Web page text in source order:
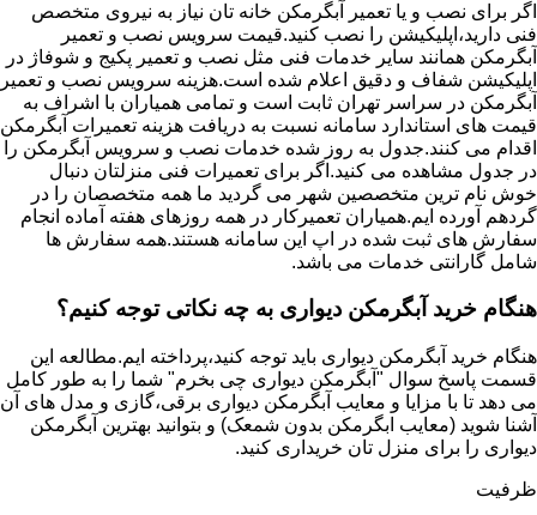
اگر برای نصب و یا تعمیر آبگرمکن خانه تان نیاز به نیروی متخصص
فنی دارید،اپلیکیشن را نصب کنید.قیمت سرویس نصب و تعمیر
آبگرمکن همانند سایر خدمات فنی مثل نصب و تعمیر پکیج و شوفاژ در
اپلیکیشن شفاف و دقیق اعلام شده است.هزینه سرویس نصب و تعمیر
آبگرمکن در سراسر تهران ثابت است و تمامی همیاران با اشراف به
قیمت های استاندارد سامانه نسبت به دریافت هزینه تعمیرات آبگرمکن
اقدام می کنند.جدول به روز شده خدمات نصب و سرویس آبگرمکن را
در جدول مشاهده می کنید.اگر برای تعمیرات فنی منزلتان دنبال
خوش نام ترین متخصصین شهر می گردید ما همه متخصصان را در
گردهم آورده ایم.همیاران تعمیرکار در همه روزهای هفته آماده انجام
سفارش های ثبت شده در اپ این سامانه هستند.همه سفارش ها
شامل گارانتی خدمات می باشد.
هنگام خرید آبگرمکن دیواری به چه نکاتی توجه کنیم؟
هنگام خرید آبگرمکن دیواری باید توجه کنید،پرداخته ایم.مطالعه این
قسمت پاسخ سوال "آبگرمکن دیواری چی بخرم" شما را به طور کامل
می دهد تا با مزایا و معایب آبگرمکن دیواری برقی،گازی و مدل های آن
آشنا شوید (معایب ابگرمکن بدون شمعک) و بتوانید بهترین آبگرمکن
دیواری را برای منزل تان خریداری کنید.
ظرفیت